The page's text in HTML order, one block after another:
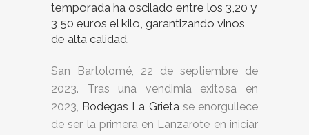
temporada ha oscilado entre los 3,20 y
3,50 euros el kilo, garantizando vinos
de alta calidad.
San Bartolomé, 22 de septiembre de
2023. Tras una vendimia exitosa en
2023, Bodegas La Grietase enorgullece
de ser la primera en Lanzarote en iniciar